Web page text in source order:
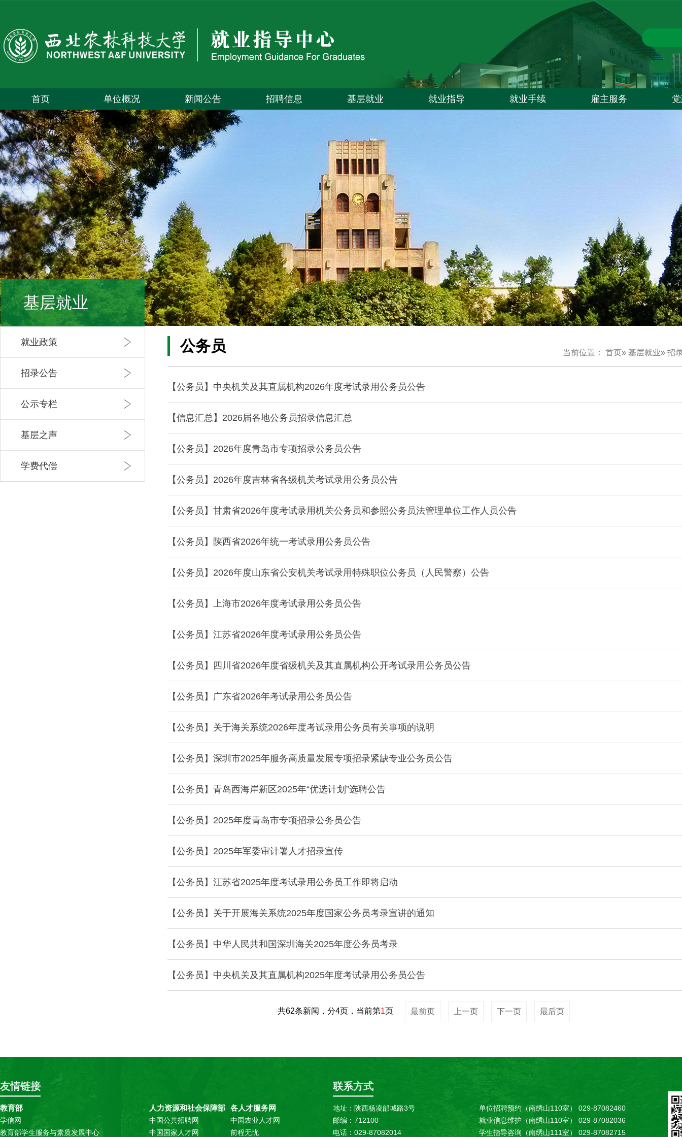
首页 单位概况 新闻公告 招聘信息 基层就业 就业指导 就业手续 雇主服务
基层就业
就业政策
招录公告
公示专栏
基层之声
学费代偿
当前位置： 首页» 基层就业» 招
公务员
【公务员】中央机关及其直属机构2026年度考试录用公务员公告
【信息汇总】2026届各地公务员招录信息汇总
【公务员】2026年度青岛市专项招录公务员公告
【公务员】2026年度吉林省各级机关考试录用公务员公告
【公务员】甘肃省2026年度考试录用机关公务员和参照公务员法管理单位工作人员公告
【公务员】陕西省2026年统一考试录用公务员公告
【公务员】2026年度山东省公安机关考试录用特殊职位公务员（人民警察）公告
【公务员】上海市2026年度考试录用公务员公告
【公务员】江苏省2026年度考试录用公务员公告
【公务员】四川省2026年度省级机关及其直属机构公开考试录用公务员公告
【公务员】广东省2026年考试录用公务员公告
【公务员】关于海关系统2026年度考试录用公务员有关事项的说明
【公务员】深圳市2025年服务高质量发展专项招录紧缺专业公务员公告
【公务员】青岛西海岸新区2025年“优选计划”选聘公告
【公务员】2025年度青岛市专项招录公务员公告
【公务员】2025年军委审计署人才招录宣传
【公务员】江苏省2025年度考试录用公务员工作即将启动
【公务员】关于开展海关系统2025年度国家公务员考录宣讲的通知
【公务员】中华人民共和国深圳海关2025年度公务员考录
【公务员】中央机关及其直属机构2025年度考试录用公务员公告
共62条新闻，分4页，当前第1页 最前页 上一页 下一页 最后页
友情链接
教育部 人力资源和社会保障部 各人才服务网
学信网 中国公共招聘网
中国农业人才网
教育部学生服务与素质发展中心
中国国家人才网 前程无忧
联系方式
地址：陕西杨凌邰城路3号
邮编：712100
电话：029-87082014
单位招聘预约（南绣山110室） 029-87082460
就业信息维护（南绣山110室） 029-87082036
学生指导咨询（南绣山111室） 029-87082715